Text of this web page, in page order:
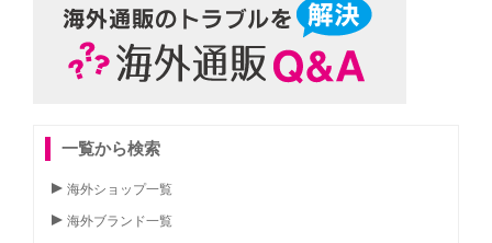
一覧から検索
海外ショップ一覧
海外ブランド一覧